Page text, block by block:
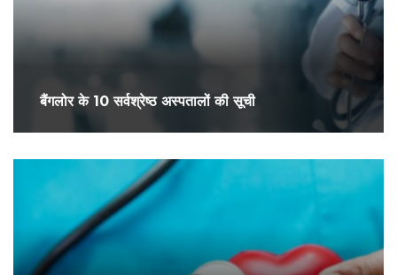
बैंगलोर के 10 सर्वश्रेष्ठ अस्पतालों की सूची